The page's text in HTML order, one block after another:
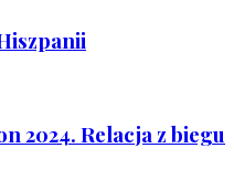
2024. Relacja z biegu